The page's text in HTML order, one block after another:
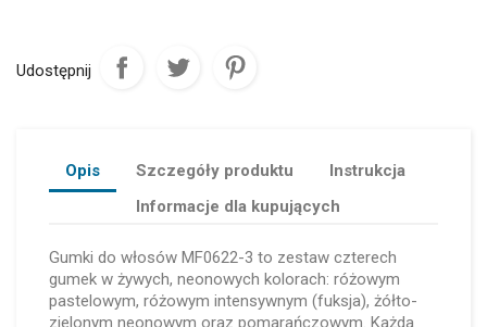
Udostępnij
Opis Szczegóły produktu
Instrukcja
Informacje dla kupujących
Gumki do włosów MF0622-3 to zestaw czterech
gumek w żywych, neonowych kolorach: różowym
pastelowym, różowym intensywnym (fuksja), żółto-
zielonym neonowym oraz pomarańczowym. Każda